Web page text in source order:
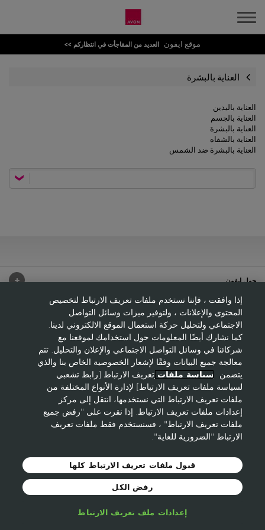
موقع ايفون العديد من المفاجأت في انتظاركم >>
العناية بالبشرة
العناية باليدين
العناية بالجسم
العناية بالبشرة
العناية بالشفاه
العناية بالبشرة ضد الشمس
حول ايفون
مساعدة
هل تحتاج إلى ممثل مبيعات؟
إلتحقي بنا كعضوة
الشروط والأحكام
خصوصية لموقع
ايفون
Cookie-Policy
ايفون حول العالم
إذا وافقت ، فإننا نستخدم ملفات تعريف الارتباط لتخصيص
المحتوى والإعلانات ، ولتوفير ميزات وسائل التواصل
الاجتماعي ولتحليل حركة استعمال الموقع الالكتروني لدينا.
كما نشارك أيضًا المعلومات حول استخدامك لموقعنا مع
شركائنا في وسائل التواصل الاجتماعي والإعلان والتحليل. تتم
معالجة جميع البيانات وفقًا لإشعار الخصوصية الخاص بنا والذي
يتضمن
سياسة ملفاتتعريف الارتباط [رابط تشعبي
لسياسة ملفات تعريف الارتباط] لإدارة الأنواع المختلفة من
ملفات تعريف الارتباط التي نستخدمها، انتقل إلى مركز
إعدادات ملفات تعريف الارتباط. إذا نقرت على "رفض جميع
ملفات تعريف الارتباط" ، فسنستخدم فقط ملفات تعريف
الارتباط "الضرورية للغاية".
إعدادات ملف تعريف الارتباط
رفض الكل
قبول ملفات تعريف الارتباط كلها